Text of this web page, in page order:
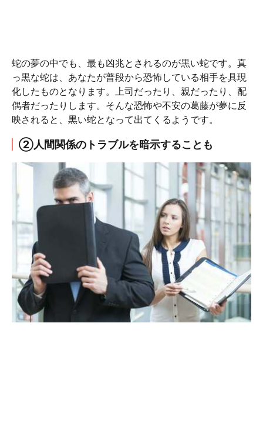
蛇の夢の中でも、最も凶兆とされるのが黒い蛇です。真
っ黒な蛇は、あなたが普段から恐怖している相手を具現
化したものとなります。上司だったり、親だったり、配
偶者だったりします。そんな恐怖や不安の葛藤が夢に反
映されると、黒い蛇となって出てくるようです。
②人間関係のトラブルを暗示することも